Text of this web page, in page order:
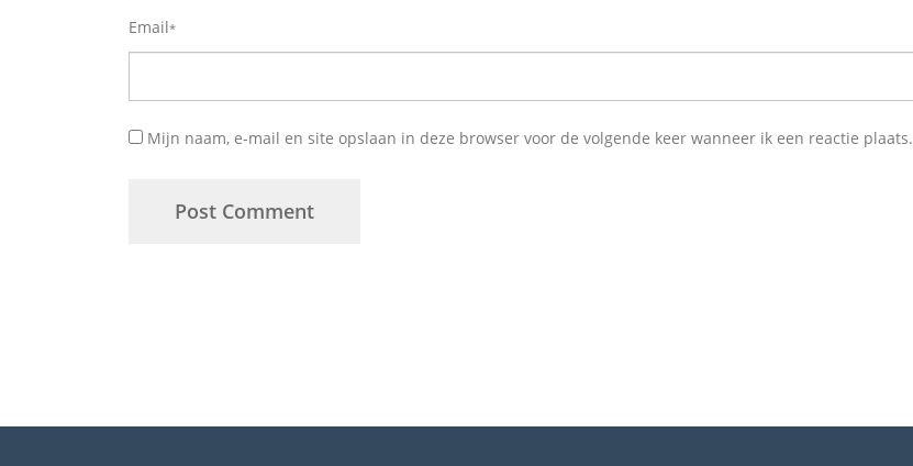
Email*
Mijn naam, e-mail en site opslaan in deze browser voor de volgende keer wanneer ik een reactie plaats.